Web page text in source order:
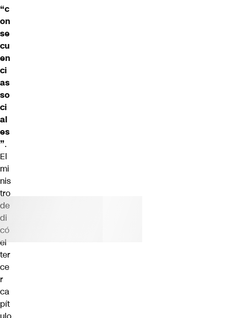
“c
on
se
cu
en
ci
as
so
ci
al
es
”.
El
mi
nis
tro
de
di
có
el
ter
ce
r
ca
pít